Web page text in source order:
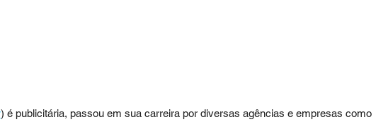
) é publicitária, passou em sua carreira por diversas agências e empresas como